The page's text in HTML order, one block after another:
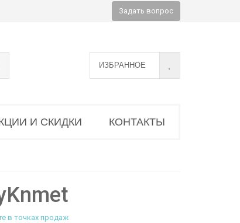
Задать вопрос
ИЗБРАННОЕ
И СКИДКИ КОНТАКТЫ
в точках продаж